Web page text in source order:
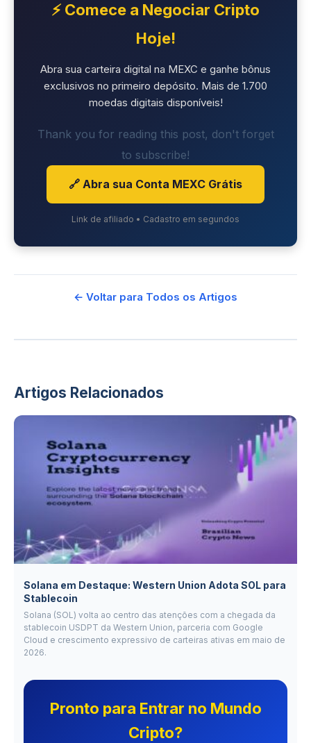
⚡ Comece a Negociar Cripto
Hoje!
Abra sua carteira digital na MEXC e ganhe bônus
exclusivos no primeiro depósito. Mais de 1.700
moedas digitais disponíveis!
Thank you for reading this post, don't forget
to subscribe!
🔗 Abra sua Conta MEXC Grátis
Link de afiliado • Cadastro em segundos
← Voltar para Todos os Artigos
Artigos Relacionados
Solana em Destaque: Western Union Adota SOL para
Stablecoin
Solana (SOL) volta ao centro das atenções com a chegada da
stablecoin USDPT da Western Union, parceria com Google
Cloud e crescimento expressivo de carteiras ativas em maio de
2026.
Pronto para Entrar no Mundo
Cripto?